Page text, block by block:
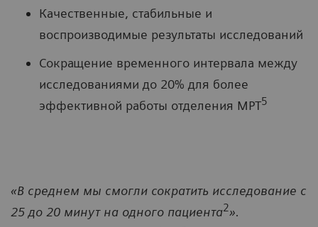
Качественные, стабильные и
воспроизводимые результаты исследований
Сокращение временного интервала между
исследованиями до 20% для более
эффективной работы отделения МРТ5
«В среднем мы смогли сократить исследование с
25 до 20 минут на одного пациента2».